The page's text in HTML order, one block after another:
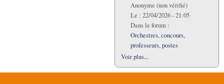
Anonyme (non vérifié)
Le : 22/04/2026 - 21:05
Dans le forum :
Orchestres, concours,
professeurs, postes
Voir plus...